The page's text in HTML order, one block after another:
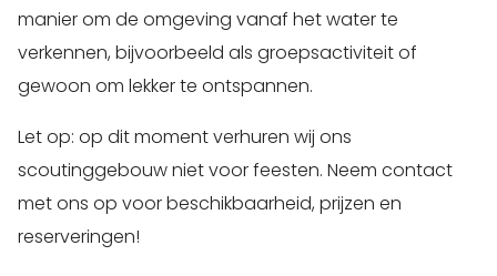
manier om de omgeving vanaf het water te
verkennen, bijvoorbeeld als groepsactiviteit of
gewoon om lekker te ontspannen.
Let op: op dit moment verhuren wij ons
scoutinggebouw niet voor feesten. Neem contact
met ons op voor beschikbaarheid, prijzen en
reserveringen!